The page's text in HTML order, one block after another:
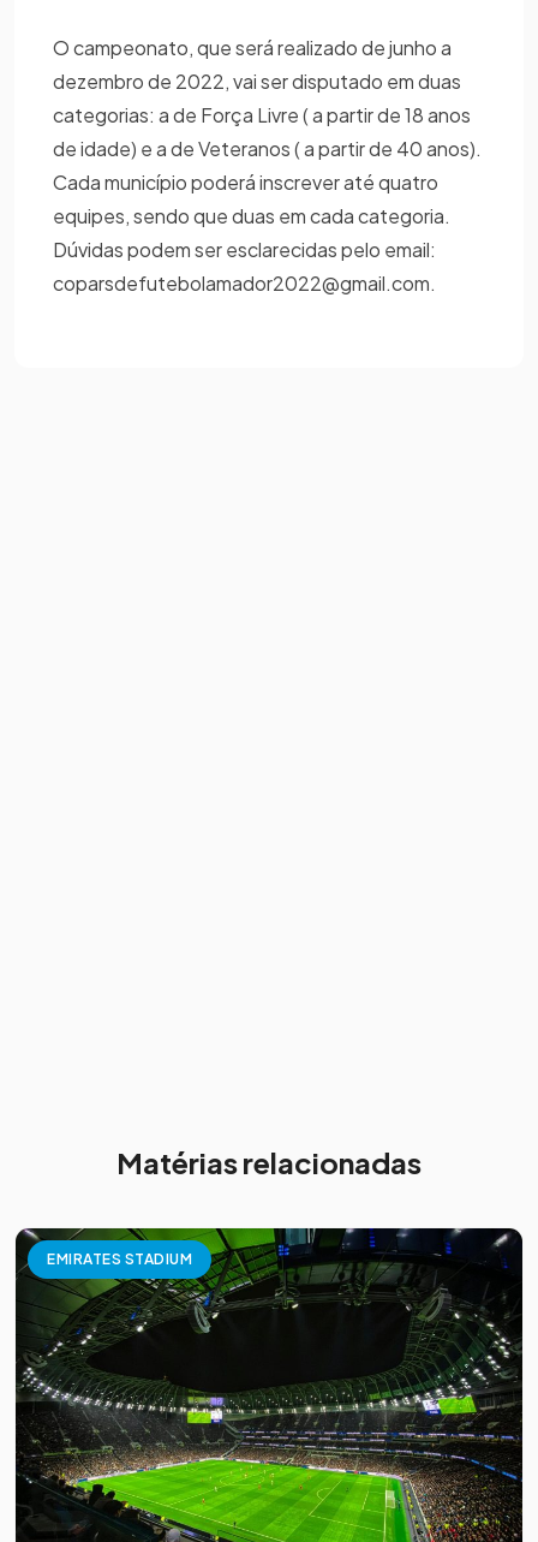
O campeonato, que será realizado de junho a
dezembro de 2022, vai ser disputado em duas
categorias: a de Força Livre ( a partir de 18 anos
de idade) e a de Veteranos ( a partir de 40 anos).
Cada município poderá inscrever até quatro
equipes, sendo que duas em cada categoria.
Dúvidas podem ser esclarecidas pelo email:
coparsdefutebolamador2022@gmail.com.
Matérias relacionadas
EMIRATES STADIUM